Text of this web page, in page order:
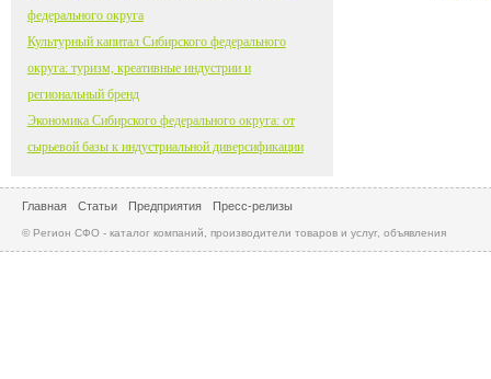
федерального округа
Культурный капитал Сибирского федерального
округа: туризм, креативные индустрии и
региональный бренд
Экономика Сибирского федерального округа: от
сырьевой базы к индустриальной диверсификации
Главная Статьи Предприятия Пресс-релизы
© Регион СФО - каталог компаний, производители товаров и услуг, объявления